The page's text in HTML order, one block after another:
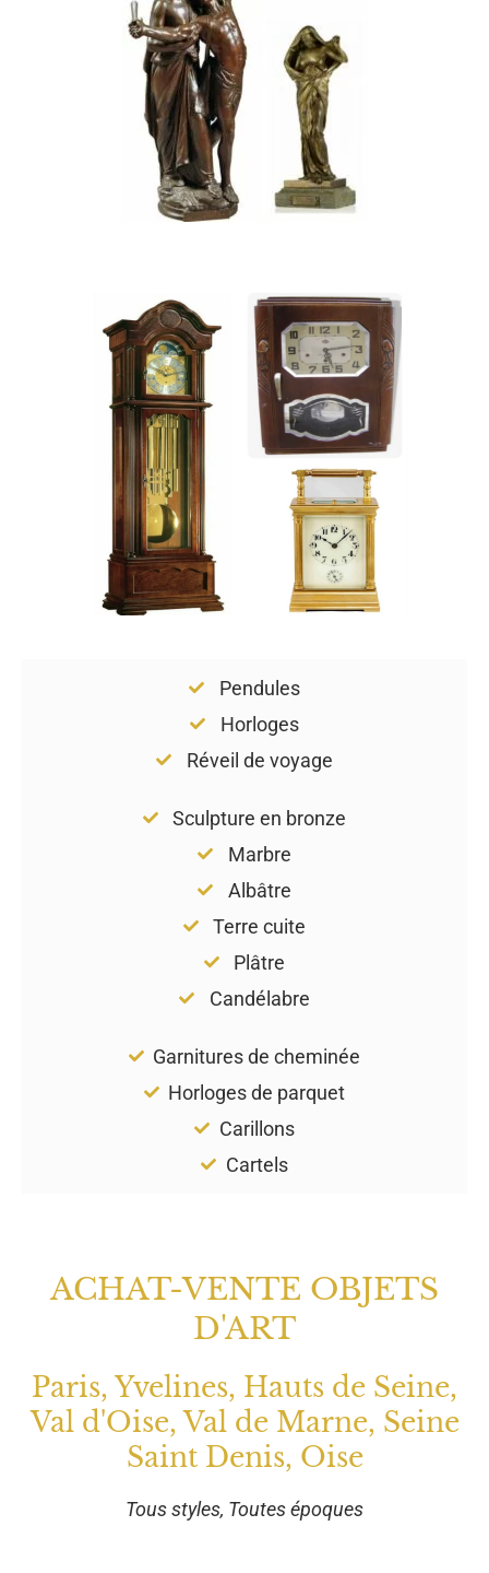
Pendules
Horloges
Réveil de voyage
Sculpture en bronze
Marbre
Albâtre
Terre cuite
Plâtre
Candélabre
Garnitures de cheminée
Horloges de parquet
Carillons
Cartels
ACHAT-VENTE OBJETS
D'ART
Paris, Yvelines, Hauts de Seine,
Val d'Oise, Val de Marne, Seine
Saint Denis, Oise
Tous styles, Toutes époques